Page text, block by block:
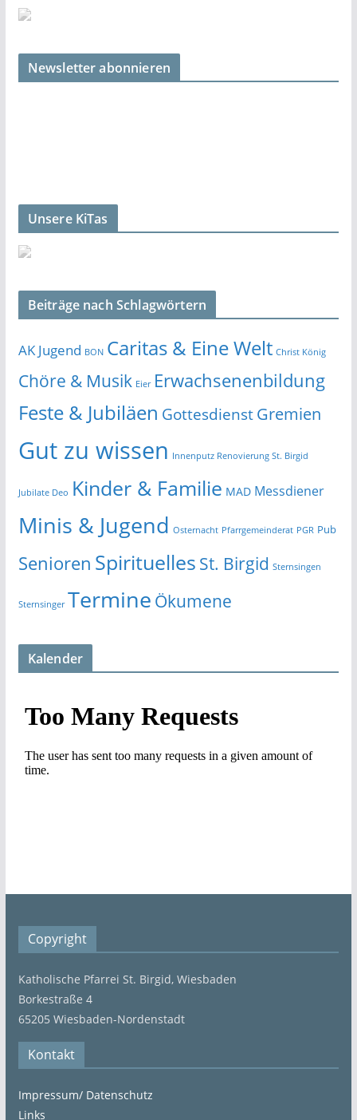
Newsletter abonnieren
Unsere KiTas
Beiträge nach Schlagwörtern
AK Jugend BON Caritas & Eine Welt Christ König
Chöre & Musik Eier Erwachsenenbildung
Feste & Jubiläen GottesdienstGremien
Gut zu wissen Innenputz Renovierung St. Birgid
Jubilate Deo Kinder & Familie MAD Messdiener
Minis & Jugend Osternacht Pfarrgemeinderat PGR Pub
Senioren Spirituelles St. Birgid Sternsingen
Sternsinger Termine Ökumene
Kalender
Copyright
Katholische Pfarrei St. Birgid, Wiesbaden
Borkestraße 4
65205 Wiesbaden-Nordenstadt
Kontakt
Impressum/ Datenschutz
Links